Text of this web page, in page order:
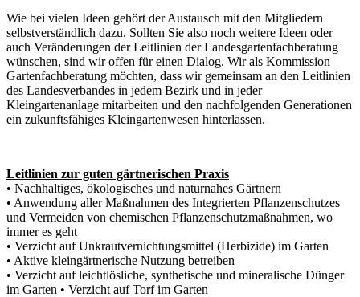
Wie bei vielen Ideen gehört der Austausch mit den Mitgliedern
selbstverständlich dazu. Sollten Sie also noch weitere Ideen oder
auch Veränderungen der Leitlinien der Landesgartenfachberatung
wünschen, sind wir offen für einen Dialog. Wir als Kommission
Gartenfachberatung möchten, dass wir gemeinsam an den Leitlinien
des Landesverbandes in jedem Bezirk und in jeder
Kleingartenanlage mitarbeiten und den nachfolgenden Generationen
ein zukunftsfähiges Kleingartenwesen hinterlassen.
Leitlinien zur guten gärtnerischen Praxis
• Nachhaltiges, ökologisches und naturnahes Gärtnern
• Anwendung aller Maßnahmen des Integrierten Pflanzenschutzes
und Vermeiden von chemischen Pflanzenschutzmaßnahmen, wo
immer es geht
• Verzicht auf Unkrautvernichtungsmittel (Herbizide) im Garten
• Aktive kleingärtnerische Nutzung betreiben
• Verzicht auf leichtlösliche, synthetische und mineralische Dünger
im Garten • Verzicht auf Torf im Garten